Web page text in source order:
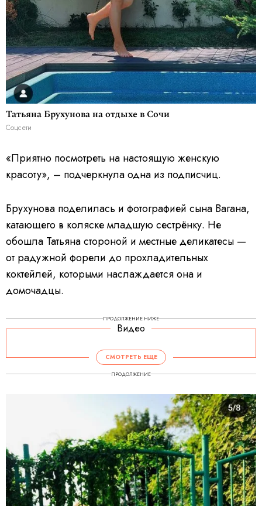
Татьяна Брухунова на отдыхе в Сочи
Соцсети
«Приятно посмотреть на настоящую женскую
красоту», – подчеркнула одна из подписчиц.
Брухунова поделилась и фотографией сына Вагана,
катающего в коляске младшую сестрёнку. Не
обошла Татьяна стороной и местные деликатесы —
от радужной форели до прохладительных
коктейлей, которыми наслаждается она и
домочадцы.
ПРОДОЛЖЕНИЕ НИЖЕ
Видео
СМОТРЕТЬ ЕЩЕ
ПРОДОЛЖЕНИЕ